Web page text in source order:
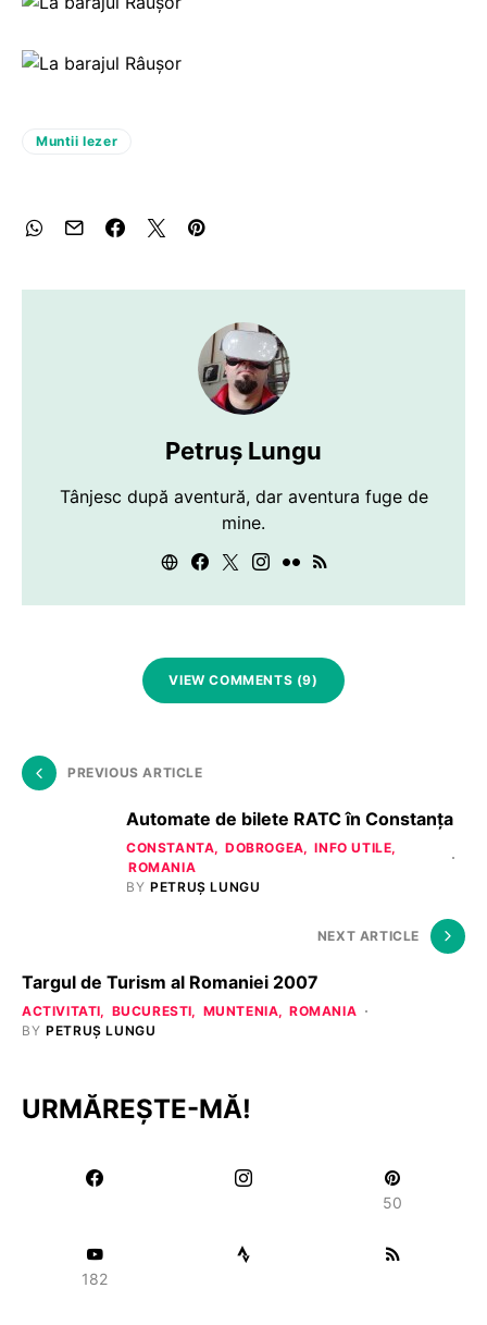
Muntii Iezer
Petruș Lungu
Tânjesc după aventură, dar aventura fuge de
mine.
VIEW COMMENTS (9)
PREVIOUS ARTICLE
Automate de bilete RATC în Constanța
CONSTANTA DOBROGEA
INFO UTILE
ROMANIA
BY PETRUȘ LUNGU
NEXT ARTICLE
Targul de Turism al Romaniei 2007
ACTIVITATI BUCURESTI MUNTENIA
ROMANIA
BY PETRUȘ LUNGU
URMĂREȘTE-MĂ!
50
182